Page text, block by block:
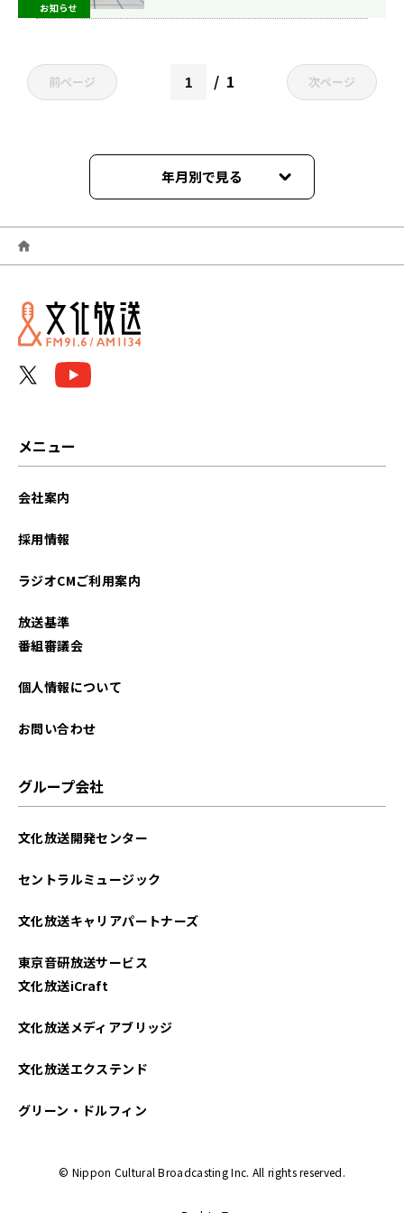
お知らせ
前ページ 1 次ページ
年月別で見る
2026年06月
2026年05月
2026年04月
2025年07月
2025年04月
2024年11月
2024年10月
2024年09月
メニュー
会社案内
採用情報
ラジオCMご利用案内
放送基準
番組審議会
個人情報について
お問い合わせ
グループ会社
文化放送開発センター
セントラルミュージック
文化放送キャリアパートナーズ
東京音研放送サービス
文化放送iCraft
文化放送メディアブリッジ
文化放送エクステンド
グリーン・ドルフィン
© Nippon Cultural Broadcasting Inc. All rights reserved.